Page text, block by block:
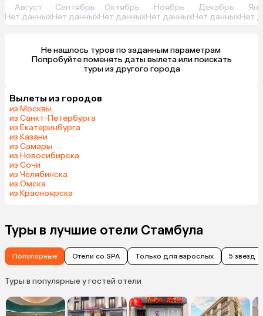
Август
Нет данных
Сентябрь
Нет данных
Октябрь
Нет данных
Ноябрь
Нет данных
Декабрь
Нет данныхНет
Не нашлось туров по заданным параметрам
туры из другого города
Вылеты из городов
из Москвы
из Санкт-Петербурга
из Екатеринбурга
из Казани
из Самары
из Новосибирска
из Сочи
из Челябинска
из Омска
из Красноярска
Туры в лучшие отели Стамбула
Популярные Отели со SPA Только для взрослых 5 звезд
Туры в популярные у гостей отели